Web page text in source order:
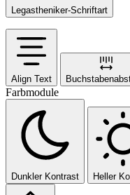
Legastheniker-Schriftart
Align Text
Farbmodule
Dunkler Kontrast Heller